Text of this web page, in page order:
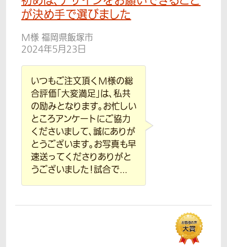
が決め手で選びました
M様 福岡県飯塚市
2024年5月23日
いつもご注文頂くM様の総
合評価「大変満足」は、私共
の励みとなります。お忙しい
ところアンケートにご協力
くださいまして、誠にありが
とうございます。お写真も早
速送ってくださりありがと
うございました！試合で...